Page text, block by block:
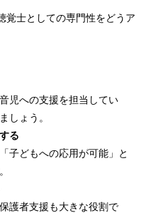
覚士としての専門性をどうア
児への支援を担当してい
しょう。
る
子どもへの応用が可能」と
護者支援も大きな役割で